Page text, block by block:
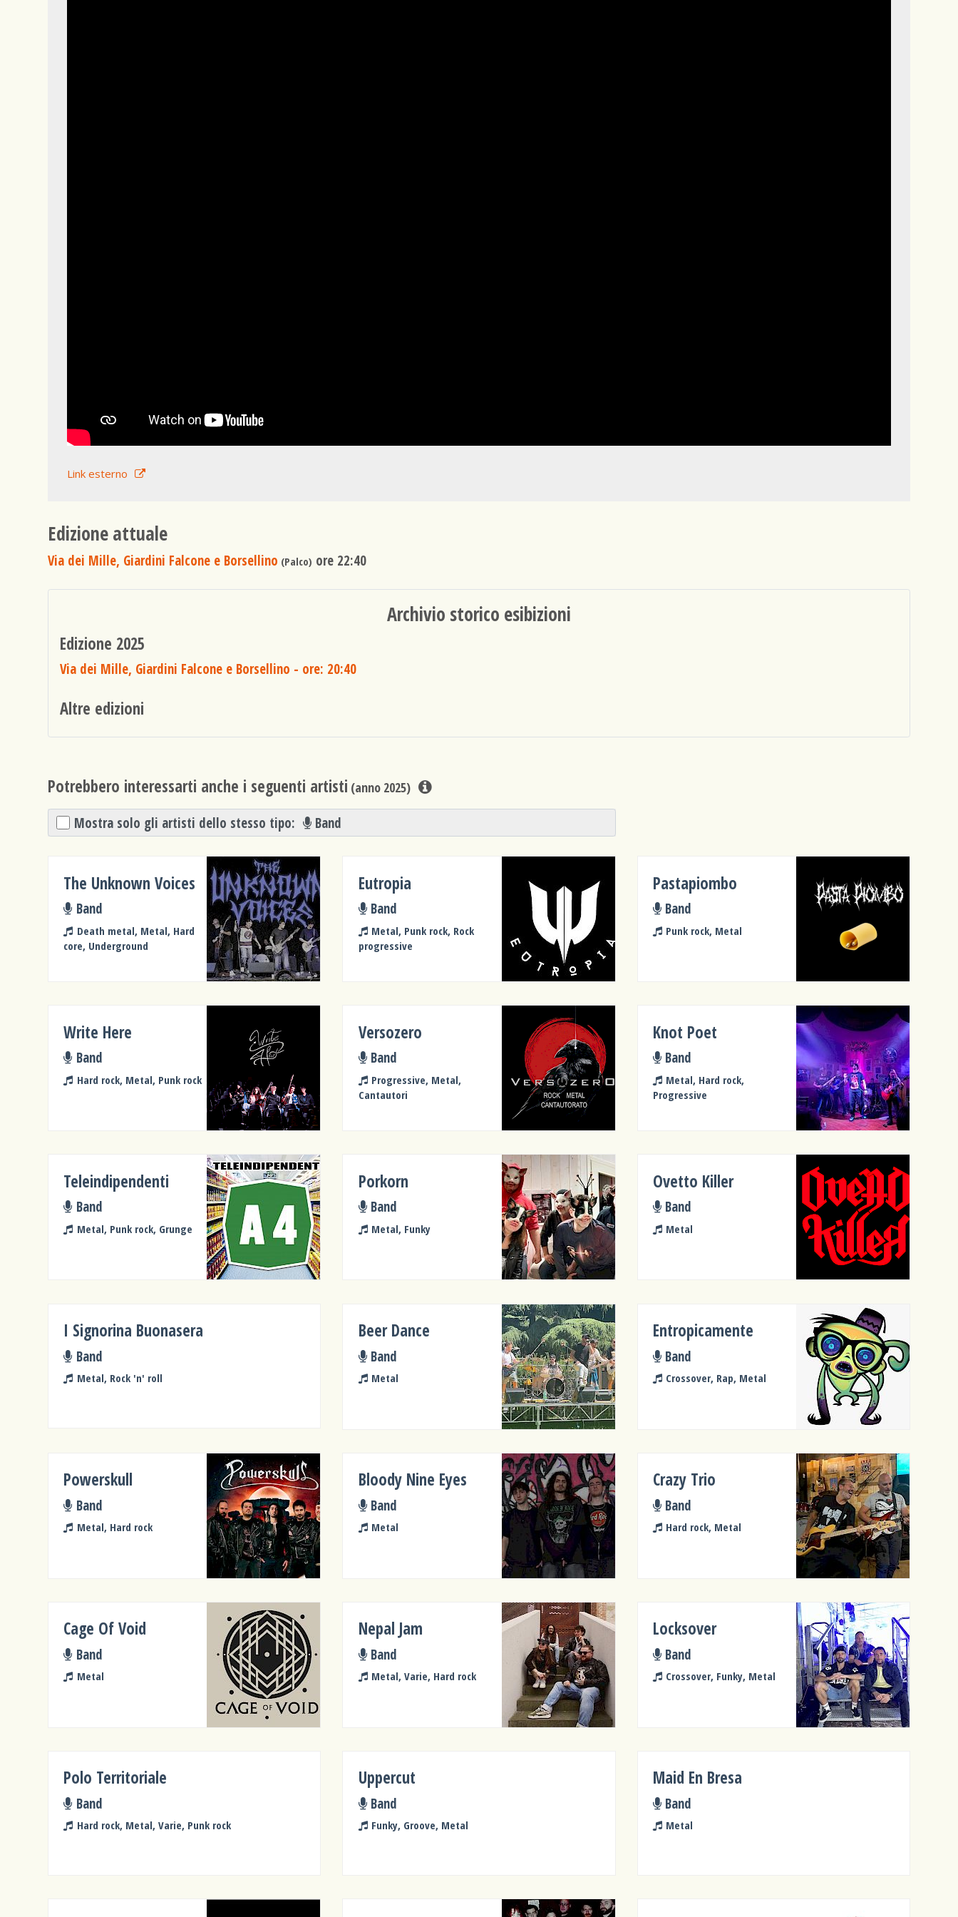
Link esterno
Edizione attuale
Via dei Mille, Giardini Falcone e Borsellino (Palco) ore 22:40
Archivio storico esibizioni
Edizione 2025
Via dei Mille, Giardini Falcone e Borsellino - ore: 20:40
Altre edizioni
Potrebbero interessarti anche i seguenti artisti (anno 2025)
Mostra solo gli artisti dello stesso tipo: Band
The Unknown Voices
Band
Death metal, Metal, Hard
core, Underground
Eutropia
Band
Metal, Punk rock, Rock
progressive
Pastapiombo
Band
Punk rock, Metal
Write Here
Band
Hard rock, Metal, Punk rock
Versozero
Band
Progressive, Metal,
Cantautori
Knot Poet
Band
Metal, Hard rock,
Progressive
Teleindipendenti
Band
Metal, Punk rock, Grunge
Porkorn
Band
Metal, Funky
Ovetto Killer
Band
Metal
I Signorina Buonasera
Band
Metal, Rock 'n' roll
Beer Dance
Band
Metal
Entropicamente
Band
Crossover, Rap, Metal
Powerskull
Band
Metal, Hard rock
Bloody Nine Eyes
Band
Metal
Crazy Trio
Band
Hard rock, Metal
Cage Of Void
Band
Metal
Nepal Jam
Band
Metal, Varie, Hard rock
Locksover
Band
Crossover, Funky, Metal
Polo Territoriale
Band
Hard rock, Metal, Varie, Punk rock
Uppercut
Band
Funky, Groove, Metal
Maid En Bresa
Band
Metal